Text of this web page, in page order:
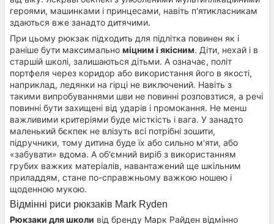
героями, машинками і принцесами, навіть п'ятикласникам
здаються вже занадто дитячими.
При цьому рюкзак підходить для підлітка повинен як і
раніше бути максимально міцним і якісним. Діти, нехай і в
старшій школі, залишаються дітьми. А означає, політ
портфеля через коридор або використання його в якості,
наприклад, ледянки на гірці не виключений. Навіть з
такими випробуваннями шви не повинні розповзтися, а речі
повинні бути захищені від ударів і промокання. Не менш
важливими критеріями буде місткість і вага. У занадто
маленький бєкпек не влізуть всі потрібні зошити,
підручники, тому дитина буде їх або сильно м'яти, або
«забувати» вдома. А об'ємний виріб з використанням
грубих важких матеріалів, навантажений ще шкільним
приладдям, стане по-справжньому важкою ношею і
щоденною мукою.
Відмінні риси рюкзаків Mark Ryden
Рюкзаки для школи від бренду Марк Райден відмінно